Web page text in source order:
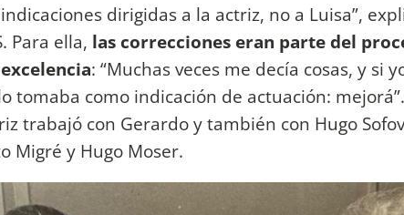
dirigidas a la actriz, no a Luisa”,
Para ella, las correcciones eran parte del
: “Muchas veces me decía cosas, y si
tomaba como indicación de actuación:
trabajó con Gerardo y también con Hugo
Migré y Hugo Moser.